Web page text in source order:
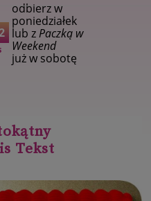
odbierz w
poniedziałek
lub zPaczką w
Weekend
już w sobotę
Tekst